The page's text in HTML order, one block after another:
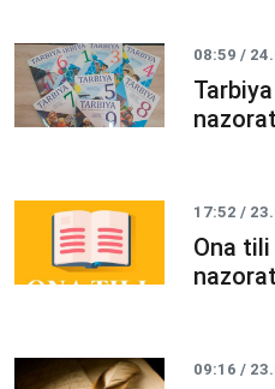
08:59 /
17:52 /
Ona
09:16 /